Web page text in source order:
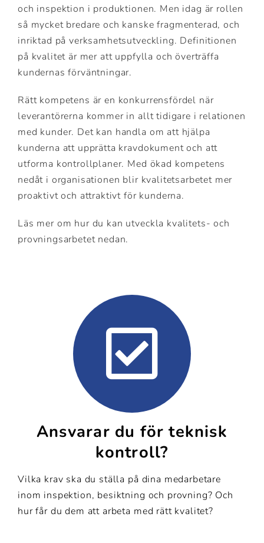
och inspektion i produktionen. Men idag är rollen
så mycket bredare och kanske fragmenterad, och
inriktad på verksamhetsutveckling. Definitionen
på kvalitet är mer att uppfylla och överträffa
kundernas förväntningar.
Rätt kompetens är en konkurrensfördel när
leverantörerna kommer in allt tidigare i relationen
med kunder. Det kan handla om att hjälpa
kunderna att upprätta kravdokument och att
utforma kontrollplaner. Med ökad kompetens
nedåt i organisationen blir kvalitetsarbetet mer
proaktivt och attraktivt för kunderna.
Läs mer om hur du kan utveckla kvalitets- och
provningsarbetet nedan.
Ansvarar du för teknisk
kontroll?
Vilka krav ska du ställa på dina medarbetare
inom inspektion, besiktning och provning? Och
hur får du dem att arbeta med rätt kvalitet?